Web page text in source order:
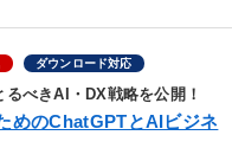
ダウンロード対応
べきAI・DX戦略を公開！
めのChatGPTとAIビジネ